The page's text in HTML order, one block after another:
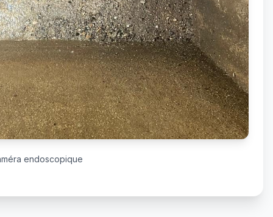
endoscopique